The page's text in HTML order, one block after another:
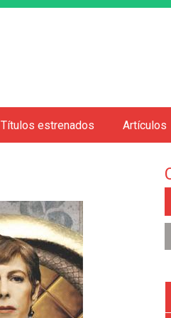
Títulos estrenados Artículos